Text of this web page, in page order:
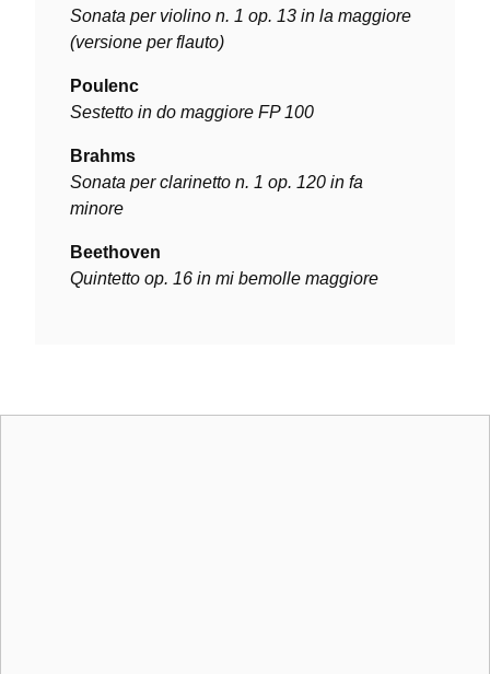
Sonata per violino n. 1 op. 13 in la maggiore
(versione per flauto)
Poulenc
Sestetto in do maggiore FP 100
Brahms
Sonata per clarinetto n. 1 op. 120 in fa
minore
Beethoven
Quintetto op. 16 in mi bemolle maggiore